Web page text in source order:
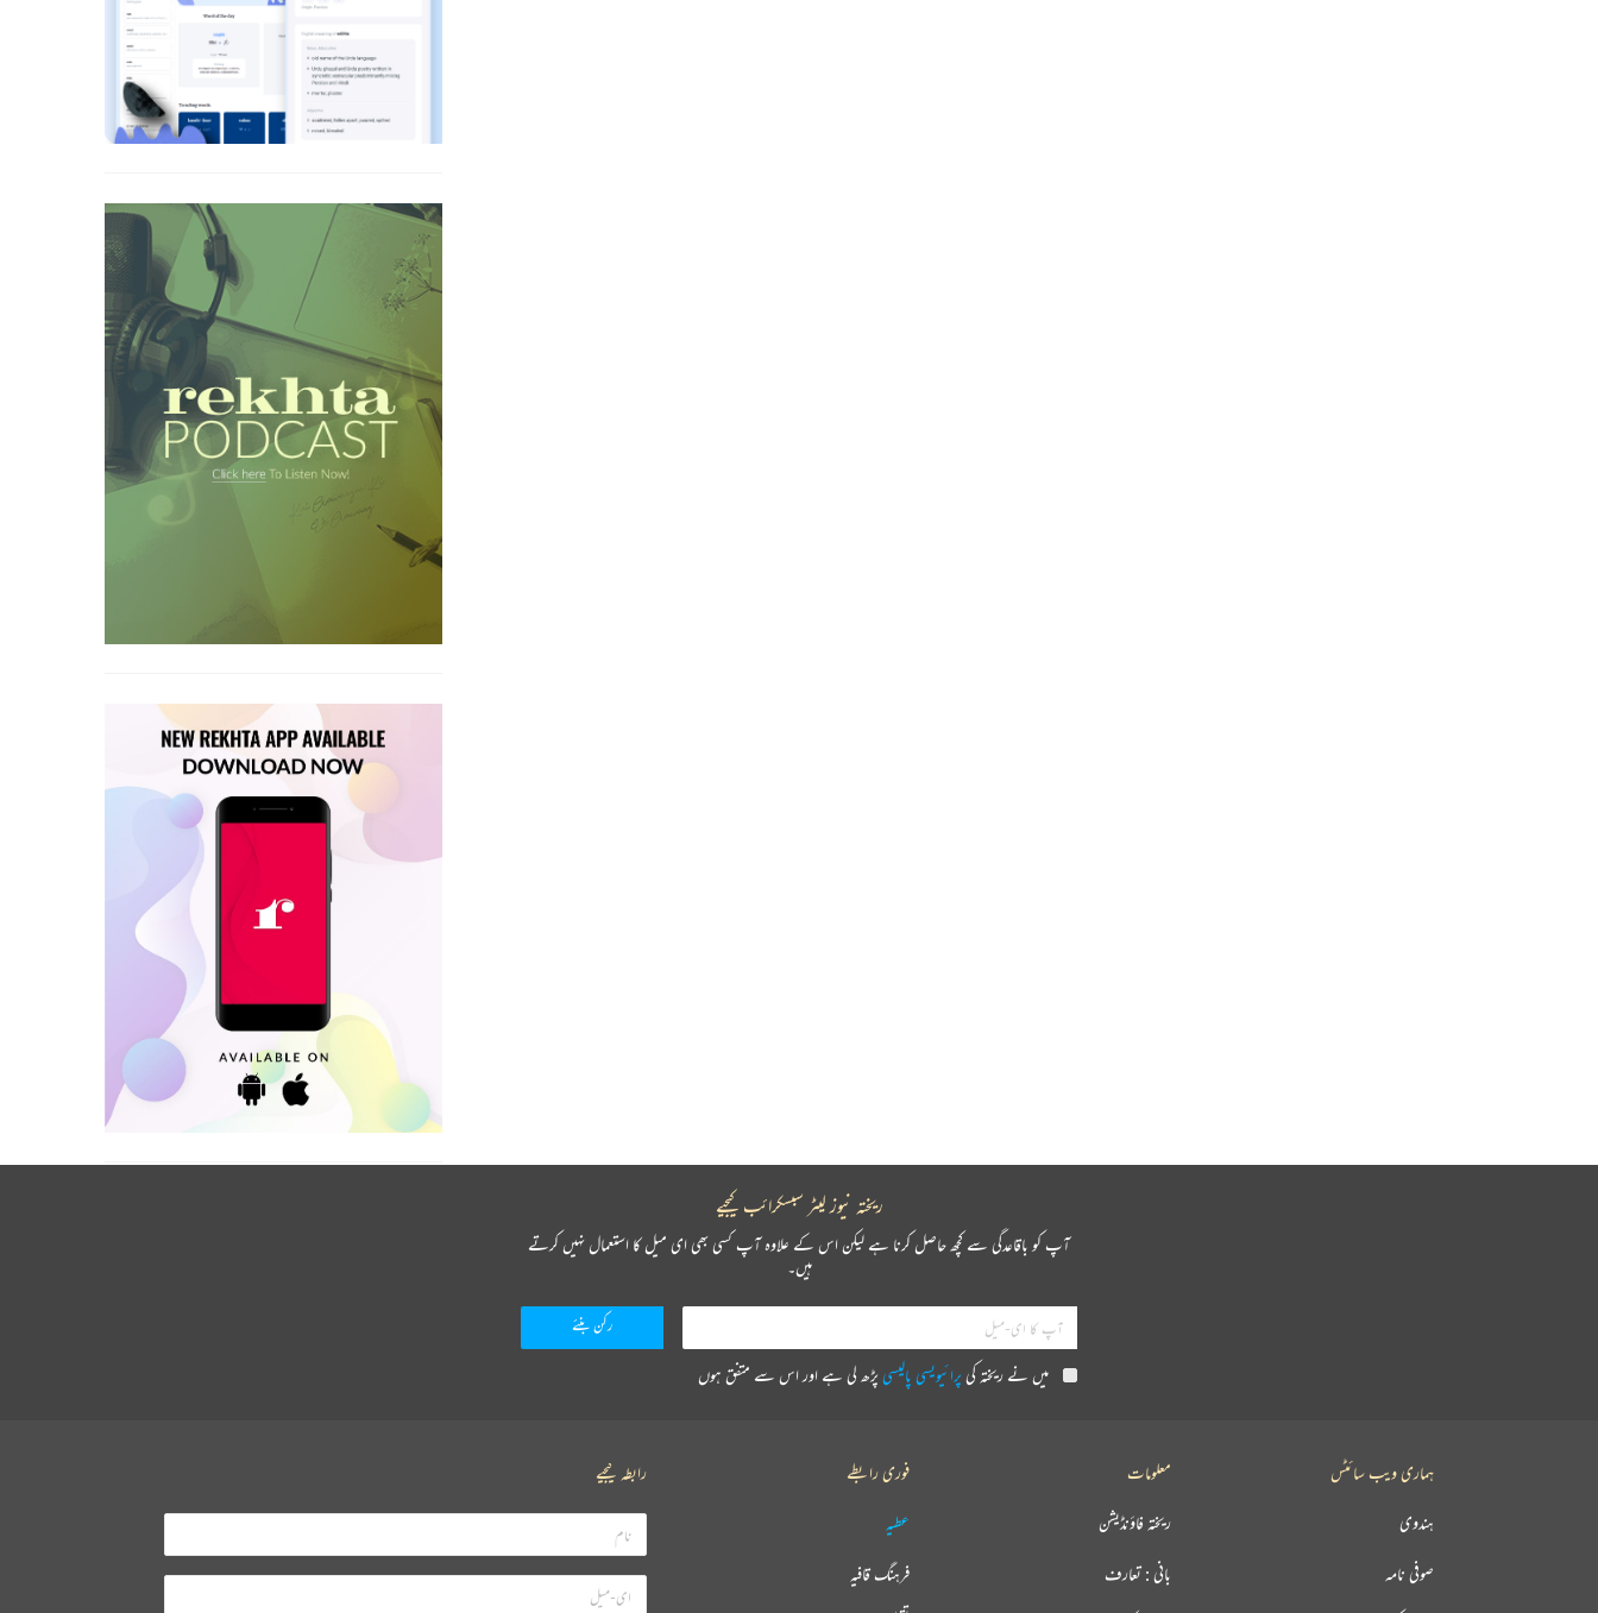
ریختہ نیوز لیٹر سبسکرائب کیجیے
آپ کو باقاعدگی سے کچھ حاصل کرنا ہے لیکن اس کے علاوہ آپ کسی بھی ای میل کا استعمال نہیں کرتے
ہیں۔
میں نے ریختہ کیپرائیویسی پالیسیپڑھ لی ہے اور اس سے متفق ہوں
فوری رابطے
عطیہ
فرہنگ قافیہ
معلومات
ریختہ فاؤنڈیشن
بانی : تعارف
ہماری ویب سائٹس
ہندوی
صوفی نامہ
رابطہ کیجیے